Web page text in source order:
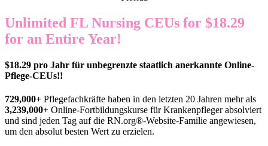
Unlimited FL Nursing CEUs for $18.29
for an Entire Year!
$18.29 pro Jahr für unbegrenzte staatlich anerkannte Online-
Pflege-CEUs!!
729,000+ Pflegefachkräfte haben in den letzten 20 Jahren mehr als
3,239,000+ Online-Fortbildungskurse für Krankenpfleger absolviert
und sind jeden Tag auf die RN.org®-Website-Familie angewiesen,
um den absolut besten Wert zu erzielen.